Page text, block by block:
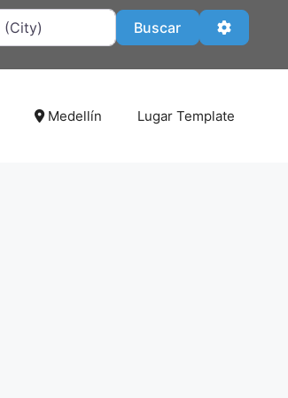
BuscarBuscar
Medellín Lugar Template